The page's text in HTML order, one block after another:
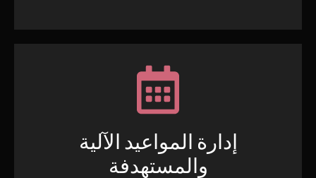
إدارة المواعيد الآلية
والمستهدفة